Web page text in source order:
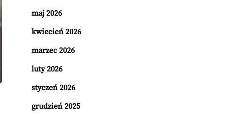
maj 2026
kwiecień 2026
marzec 2026
luty 2026
styczeń 2026
grudzień 2025